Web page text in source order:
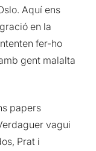
Aquí ens
en la
fer-ho
gent malalta
papers
vagui
Prat i